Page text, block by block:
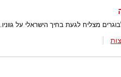
מצליח לגעת בחיך הישראלי על גווניו.